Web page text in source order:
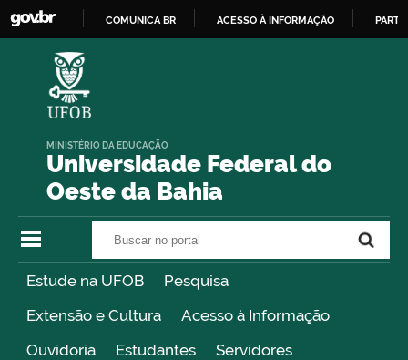
COMUNICA BR ACESSO À INFORMAÇÃO
Universidade Federal do
Oeste da Bahia
MINISTÉRIO DA EDUCAÇÃO
Estude na UFOB
Pesquisa
Extensão e Cultura
Acesso à Informação
Ouvidoria
Estudantes Servidores